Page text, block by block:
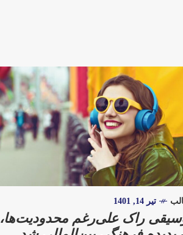
تیر 14, 1401
راک علی‌رغم محدودیت‌ها،